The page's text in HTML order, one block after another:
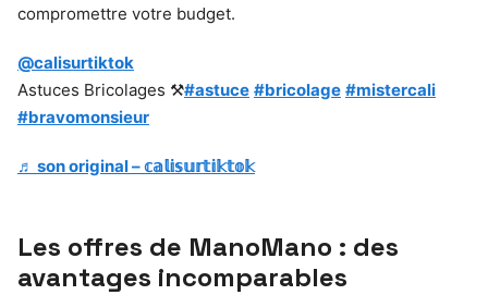
compromettre votre budget.
@calisurtiktok
Astuces Bricolages ⚒️#astuce #bricolage #mistercali
#bravomonsieur
♬ son original – 𝕔𝕒𝕝𝕚𝕤𝕦𝕣𝕥𝕚𝕜𝕥𝕠𝕜
Les offres de ManoMano : des
avantages incomparables